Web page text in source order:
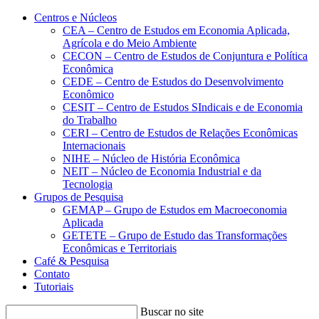
Conteúdo principal Menu principal
Centros e Núcleos
CEA – Centro de Estudos em Economia Aplicada,
Agrícola e do Meio Ambiente
CECON – Centro de Estudos de Conjuntura e Política
Econômica
CEDE – Centro de Estudos do Desenvolvimento
Econômico
CESIT – Centro de Estudos SIndicais e de Economia
do Trabalho
CERI – Centro de Estudos de Relações Econômicas
Internacionais
NIHE – Núcleo de História Econômica
NEIT – Núcleo de Economia Industrial e da
Tecnologia
Grupos de Pesquisa
GEMAP – Grupo de Estudos em Macroeconomia
Aplicada
GETETE – Grupo de Estudo das Transformações
Econômicas e Territoriais
Café & Pesquisa
Contato
Tutoriais
Buscar no site